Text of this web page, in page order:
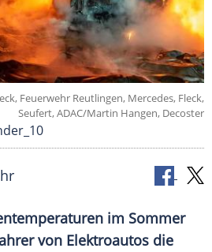
Feuerwehr Reutlingen, Mercedes, Fleck,
Seufert, ADAC/Martin Hangen, Decoster
im Sommer
von Elektroautos die